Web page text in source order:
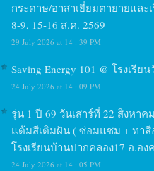
กระดาษ/อาสาเยี่ยมตายายและ
8-9, 15-16 ส.ค. 2569
29 July 2026 at 14 : 39 PM
Saving Energy 101 @ โรงเรีย
24 July 2026 at 14 : 09 PM
รุ่น 1 ปี 69 วันเสาร์ที่ 22 สิงหา
แต้มสีเติมฝัน ( ซ่อมแซม + ทาสี
โรงเรียนบ้านปากคลอง17 อ.อ
24 July 2026 at 14 : 05 PM